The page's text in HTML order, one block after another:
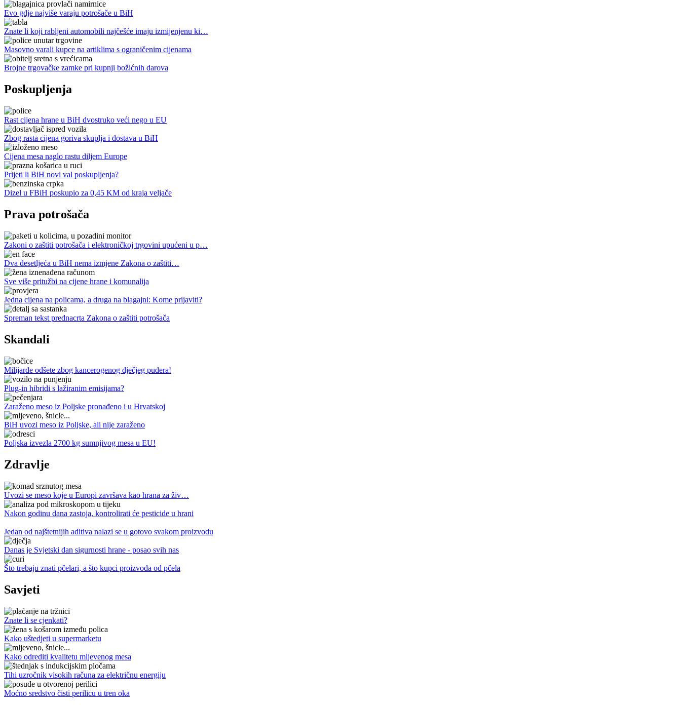
Evo gdje najviše varaju potrošače u BiH
Znate li koji rabljeni automobili najčešće imaju izmijenjenu ki…
Masovno varali kupce na artiklima s ograničenim cijenama
Brojne trgovačke zamke pri kupnji božićnih darova
Poskupljenja
Rast cijena hrane u BiH dvostruko veći nego u EU
Zbog rasta cijena goriva skuplja i dostava u BiH
Cijena mesa naglo rastu diljem Europe
Prijeti li BiH novi val poskupljenja?
Dizel u FBiH poskupio za 0,45 KM od kraja veljače
Prava potrošača
Zakoni o zaštiti potrošača i elektroničkoj trgovini upućeni u p…
Dva desetljeća u BiH nema izmjene Zakona o zaštiti…
Sve više pritužbi na cijene hrane i komunalija
Jedna cijena na policama, a druga na blagajni: Kome prijaviti?
Spreman tekst prednacrta Zakona o zaštiti potrošača
Skandali
Milijarde odšete zbog kancerogenog dječjeg pudera!
Plug-in hibridi s lažiranim emisijama?
Zaraženo meso iz Poljske pronađeno i u Hrvatskoj
BiH uvozi meso iz Poljske, ali nije zaraženo
Poljska izvezla 2700 kg sumnjivog mesa u EU!
Zdravlje
Uvozi se meso koje u Europi završava kao hrana za živ…
Nakon godinu dana zastoja, kontrolirati će pesticide u hrani
Jedan od najštetnijih aditiva nalazi se u gotovo svakom proizvodu
Danas je Svjetski dan sigurnosti hrane - posao svih nas
Što trebaju znati pčelari, a što kupci proizvoda od pčela
Savjeti
Znate li se cjenkati?
Kako uštedjeti u supermarketu
Kako odrediti kvalitetu mljevenog mesa
Tihi uzročnik visokih računa za električnu energiju
Moćno sredstvo čisti perilicu u tren oka